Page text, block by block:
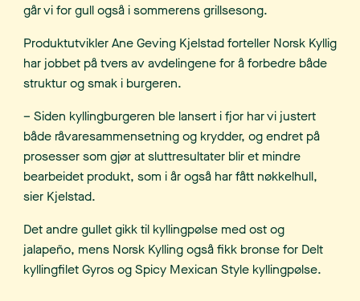
går vi for gull også i sommerens grillsesong.
Produktutvikler Ane Geving Kjelstad forteller Norsk Kyllig
har jobbet på tvers av avdelingene for å forbedre både
struktur og smak i burgeren.
– Siden kyllingburgeren ble lansert i fjor har vi justert
både råvaresammensetning og krydder, og endret på
prosesser som gjør at sluttresultater blir et mindre
bearbeidet produkt, som i år også har fått nøkkelhull,
sier Kjelstad.
Det andre gullet gikk til kyllingpølse med ost og
jalapeño, mens Norsk Kylling også fikk bronse for Delt
kyllingfilet Gyros og Spicy Mexican Style kyllingpølse.